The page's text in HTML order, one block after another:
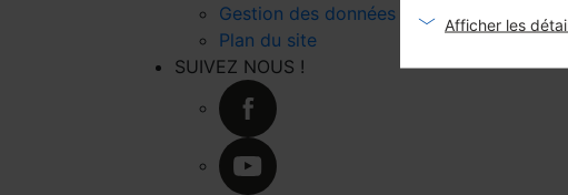
Afficher les
Gestion des données personnelles
Plan du site
SUIVEZ NOUS !